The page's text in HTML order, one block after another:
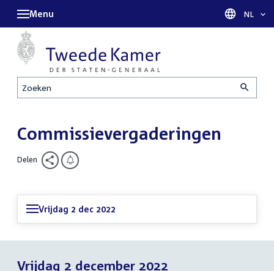
Zoeken
Menu Taal
NL
Commissievergaderingen
Delen
Vrijdag 2 dec 2022
Vrijdag 2 december 2022